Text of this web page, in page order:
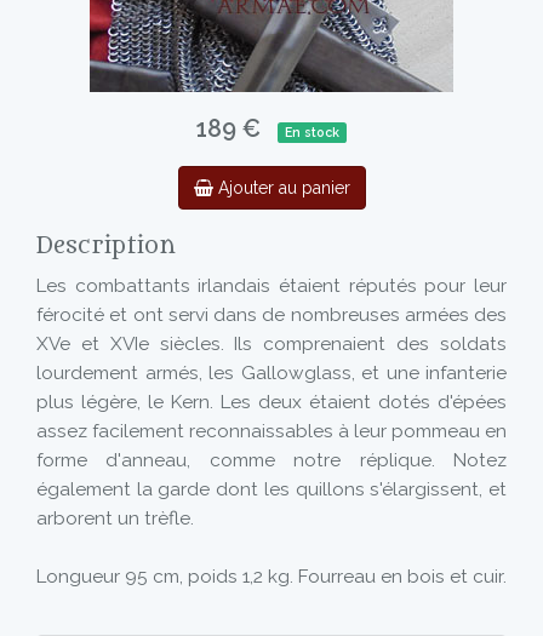
189 € En stock
Ajouter au panier
Description
Les combattants irlandais étaient réputés pour leur
férocité et ont servi dans de nombreuses armées des
XVe et XVIe siècles. Ils comprenaient des soldats
lourdement armés, les Gallowglass, et une infanterie
plus légère, le Kern. Les deux étaient dotés d'épées
assez facilement reconnaissables à leur pommeau en
forme d'anneau, comme notre réplique. Notez
également la garde dont les quillons s'élargissent, et
arborent un trèfle.
Longueur 95 cm, poids 1,2 kg. Fourreau en bois et cuir.